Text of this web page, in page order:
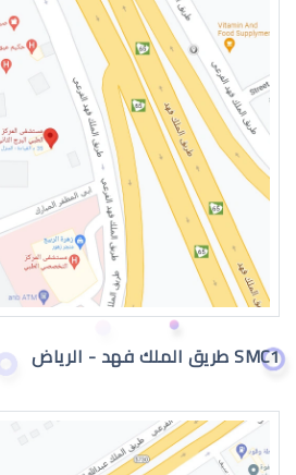
عيون الطفل الرضيع
عيون الطفل الرضيع تدمع
حول عيون الاطفال الرضع
SMC1 طريق الملك فهد - الرياض